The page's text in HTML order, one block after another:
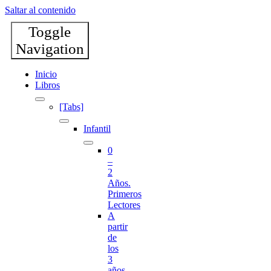
Saltar al contenido
Toggle
Navigation
Inicio
Libros
[Tabs]
Infantil
0
–
2
Años.
Primeros
Lectores
A
partir
de
los
3